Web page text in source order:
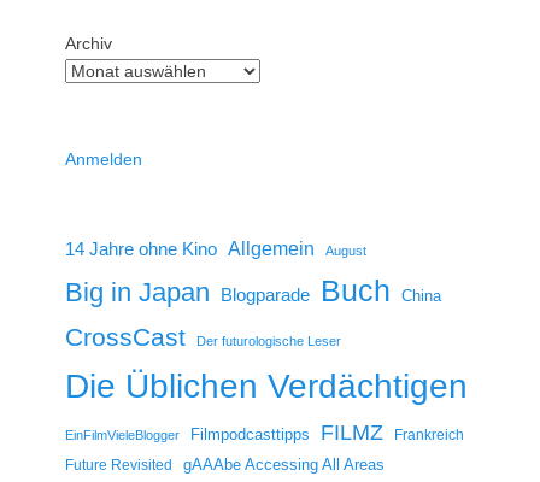
Archiv
Anmelden
14 Jahre ohne Kino Allgemein August
Big in Japan Blogparade Buch China
CrossCast Der futurologische Leser
Die Üblichen Verdächtigen
EinFilmVieleBlogger Filmpodcasttipps FILMZ
Frankreich
Future Revisited
gAAAbe Accessing All Areas